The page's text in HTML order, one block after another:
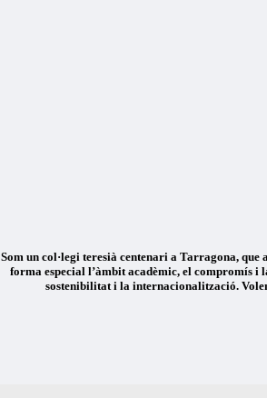
Som un col·legi teresià centenari a Tarragona, que
forma especial l’àmbit acadèmic, el compromís i
sostenibilitat i la internacionalització.